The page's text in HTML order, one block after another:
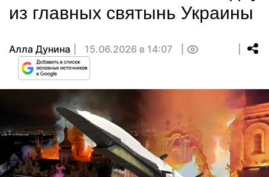
из главных святынь Украины
Алла Дунина 15.06.2026 в 14:07